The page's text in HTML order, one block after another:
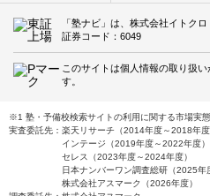
「塾ナビ」は、株式会社イトク
証券コード：6049
このサイトは個人情報の取り扱
す。
※1 塾・予備校検索サイトの利用に関する市場実
実査委託先：楽天リサーチ（2014年度～2018年度
インテージ（2019年度～2022年度）
セレス（2023年度～2024年度）
日本ナンバーワン調査総研（2025年
株式会社アスマーク（2026年度）